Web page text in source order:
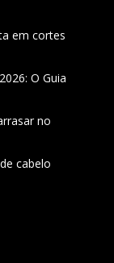
em cortes
O Guia
no
cabelo